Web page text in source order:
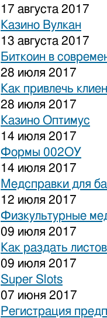
17 августа 2017
Казино Вулкан
13 августа 2017
Биткоин в
28 июля 2017
Как привлечь
28 июля 2017
Казино Оптимус
14 июля 2017
Формы 002ОУ
14 июля 2017
Медсправки для
12 июля 2017
Физкультурные
09 июля 2017
Как раздать
09 июля 2017
Super Slots
07 июня 2017
Регистрация